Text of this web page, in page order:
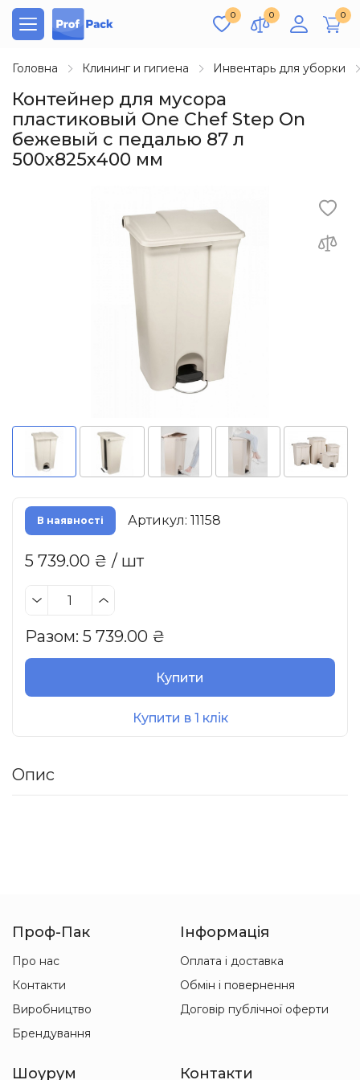
0 0 0
Головна Клининг и гигиена Инвентарь для уборки
Контейнер для мусора
пластиковый One Chef Step On
бежевый с педалью 87 л
500х825х400 мм
В наявності Артикул: 11158
5 739.00 ₴ / шт
Разом: 5 739.00 ₴
Купити
Купити в 1 клік
Опис
Проф-Пак
Про нас
Контакти
Виробництво
Брендування
Інформація
Оплата і доставка
Обмін і повернення
Договір публічної оферти
Шоурум Контакти